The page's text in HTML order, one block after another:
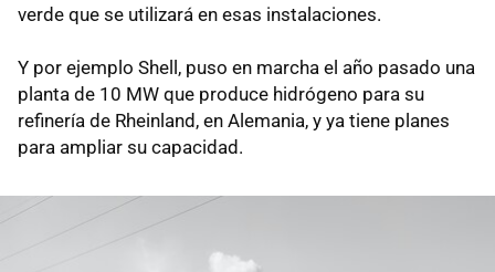
verde que se utilizará en esas instalaciones.
Y por ejemplo Shell, puso en marcha el año pasado una
planta de 10 MW que produce hidrógeno para su
refinería de Rheinland, en Alemania, y ya tiene planes
para ampliar su capacidad.